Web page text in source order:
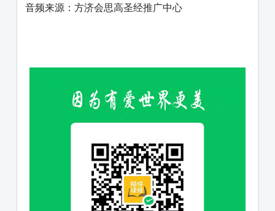
音频来源：方济会思高圣经推广中心